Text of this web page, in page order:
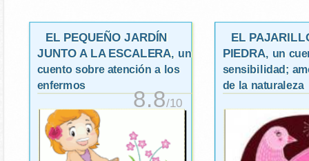
EL PEQUEÑO JARDÍN
JUNTO A LA ESCALERA, un
cuento sobre atención a los
enfermos
8.8/10
EL
PIEDRA, un
sensibilidad;
de la naturaleza